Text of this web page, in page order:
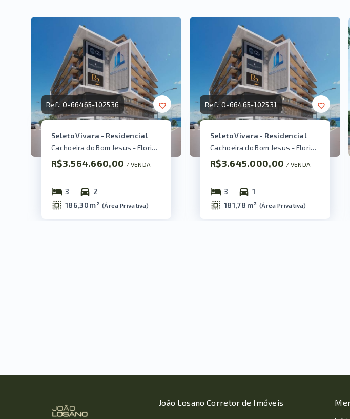
Ref.:O-66465-102536
Seleto Vivara - Residencial
Cachoeira do Bom Jesus - Florianópolis/SC
R$3.564.660,00 / VENDA
3
2
186,30 m² (Área Privativa)
Ref.:O-66465-102531
Seleto Vivara - Residencial
Cachoeira do Bom Jesus - Florianópolis/SC
R$3.645.000,00 / VENDA
3
1
181,78 m² (Área Privativa)
João Losano Corretor de Imóveis